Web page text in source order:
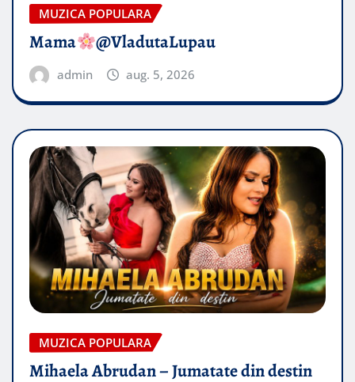
MUZICA POPULARA
Mama @VladutaLupau
admin aug. 5, 2026
MUZICA POPULARA
Mihaela Abrudan – Jumatate din destin